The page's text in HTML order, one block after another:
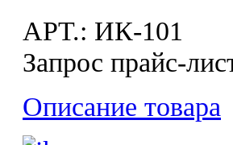
APT.: ИК-101
Запрос прайс-
Описание товара